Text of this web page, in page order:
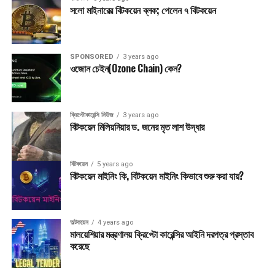
সলো মাইনারের বিটকয়েন ব্লক; পেলেন ৭ বিটকয়েন
SPONSORED 3 years ago
ওজোন চেইন(Ozone Chain) কেন?
ক্রিপ্টোকারেন্সি নিউজ 3 years ago
বিটকয়েন মিলিয়নিয়ার ড. জনের মৃত লাশ উদ্ধার
বিটকয়েন 5 years ago
বিটকয়েন মাইনিং কি, বিটকয়েন মাইনিং কিভাবে শুরু করা যায়?
অল্টকয়েন 4 years ago
মালয়েশিয়ার মন্ত্রণালয় ক্রিপ্টো কারেন্সির আইনি দরপত্র প্রস্তাব
করেছে